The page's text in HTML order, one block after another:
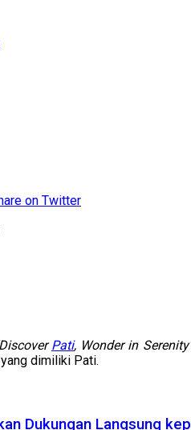
on Twitter
Pati, Wonder in
dimiliki Pati.
Dukungan Langsung